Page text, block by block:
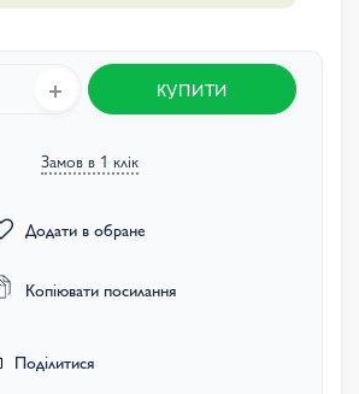
КУПИТИ
Замов в 1 клік
Додати в обране
Копіювати посилання
Поділитися